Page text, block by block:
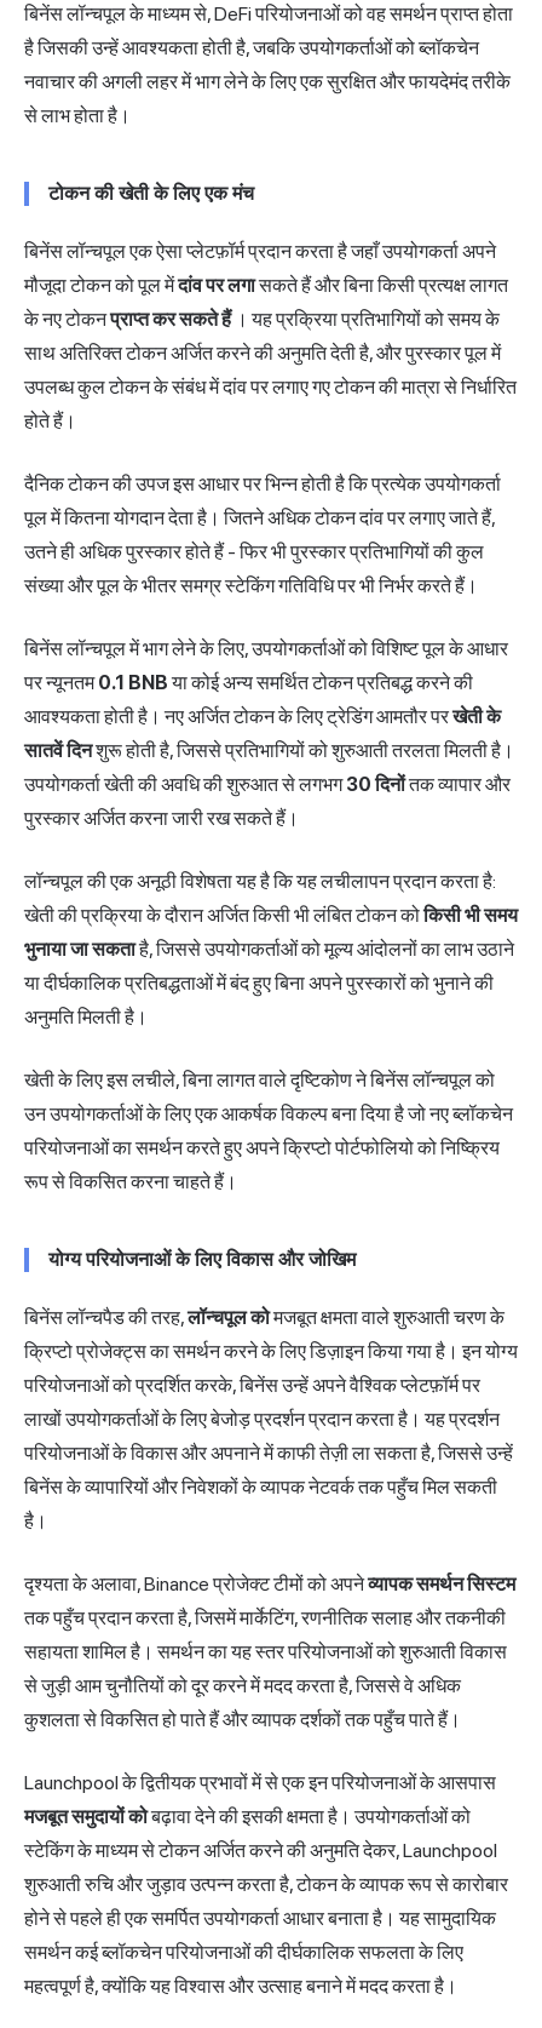
बिनेंस लॉन्चपूल के माध्यम से, DeFi परियोजनाओं को वह समर्थन प्राप्त होता
है जिसकी उन्हें आवश्यकता होती है, जबकि उपयोगकर्ताओं को ब्लॉकचेन
नवाचार की अगली लहर में भाग लेने के लिए एक सुरक्षित और फायदेमंद तरीके
से लाभ होता है।
टोकन की खेती के लिए एक मंच
बिनेंस लॉन्चपूल एक ऐसा प्लेटफ़ॉर्म प्रदान करता है जहाँ उपयोगकर्ता अपने
मौजूदा टोकन को पूल मेंदांव पर लगासकते हैं और बिना किसी प्रत्यक्ष लागत
के नए टोकनप्राप्त कर सकते हैं। यह प्रक्रिया प्रतिभागियों को समय के
साथ अतिरिक्त टोकन अर्जित करने की अनुमति देती है, और पुरस्कार पूल में
उपलब्ध कुल टोकन के संबंध में दांव पर लगाए गए टोकन की मात्रा से निर्धारित
होते हैं।
दैनिक टोकन की उपज इस आधार पर भिन्न होती है कि प्रत्येक उपयोगकर्ता
पूल में कितना योगदान देता है। जितने अधिक टोकन दांव पर लगाए जाते हैं,
उतने ही अधिक पुरस्कार होते हैं - फिर भी पुरस्कार प्रतिभागियों की कुल
संख्या और पूल के भीतर समग्र स्टेकिंग गतिविधि पर भी निर्भर करते हैं।
बिनेंस लॉन्चपूल में भाग लेने के लिए, उपयोगकर्ताओं को विशिष्ट पूल के आधार
पर न्यूनतम0.1 BNBया कोई अन्य समर्थित टोकन प्रतिबद्ध करने की
आवश्यकता होती है। नए अर्जित टोकन के लिए ट्रेडिंग आमतौर परखेती के
सातवें दिनशुरू होती है, जिससे प्रतिभागियों को शुरुआती तरलता मिलती है।
उपयोगकर्ता खेती की अवधि की शुरुआत से लगभग30 दिनोंतक व्यापार और
पुरस्कार अर्जित करना जारी रख सकते हैं।
लॉन्चपूल की एक अनूठी विशेषता यह है कि यह लचीलापन प्रदान करता है:
खेती की प्रक्रिया के दौरान अर्जित किसी भी लंबित टोकन कोकिसी भी समय
भुनाया जा सकताहै, जिससे उपयोगकर्ताओं को मूल्य आंदोलनों का लाभ उठाने
या दीर्घकालिक प्रतिबद्धताओं में बंद हुए बिना अपने पुरस्कारों को भुनाने की
अनुमति मिलती है।
खेती के लिए इस लचीले, बिना लागत वाले दृष्टिकोण ने बिनेंस लॉन्चपूल को
उन उपयोगकर्ताओं के लिए एक आकर्षक विकल्प बना दिया है जो नए ब्लॉकचेन
परियोजनाओं का समर्थन करते हुए अपने क्रिप्टो पोर्टफोलियो को निष्क्रिय
रूप से विकसित करना चाहते हैं।
योग्य परियोजनाओं के लिए विकास और जोखिम
बिनेंस लॉन्चपैड की तरह,लॉन्चपूल कोमजबूत क्षमता वाले शुरुआती चरण के
क्रिप्टो प्रोजेक्ट्स का समर्थन करने के लिए डिज़ाइन किया गया है। इन योग्य
परियोजनाओं को प्रदर्शित करके, बिनेंस उन्हें अपने वैश्विक प्लेटफ़ॉर्म पर
लाखों उपयोगकर्ताओं के लिए बेजोड़ प्रदर्शन प्रदान करता है। यह प्रदर्शन
परियोजनाओं के विकास और अपनाने में काफी तेज़ी ला सकता है, जिससे उन्हें
बिनेंस के व्यापारियों और निवेशकों के व्यापक नेटवर्क तक पहुँच मिल सकती
है।
दृश्यता के अलावा, Binance प्रोजेक्ट टीमों को अपनेव्यापक समर्थन सिस्टम
तक पहुँच प्रदान करता है, जिसमें मार्केटिंग, रणनीतिक सलाह और तकनीकी
सहायता शामिल है। समर्थन का यह स्तर परियोजनाओं को शुरुआती विकास
से जुड़ी आम चुनौतियों को दूर करने में मदद करता है, जिससे वे अधिक
कुशलता से विकसित हो पाते हैं और व्यापक दर्शकों तक पहुँच पाते हैं।
Launchpool के द्वितीयक प्रभावों में से एक इन परियोजनाओं के आसपास
मजबूत समुदायों कोबढ़ावा देने की इसकी क्षमता है। उपयोगकर्ताओं को
स्टेकिंग के माध्यम से टोकन अर्जित करने की अनुमति देकर, Launchpool
शुरुआती रुचि और जुड़ाव उत्पन्न करता है, टोकन के व्यापक रूप से कारोबार
होने से पहले ही एक समर्पित उपयोगकर्ता आधार बनाता है। यह सामुदायिक
समर्थन कई ब्लॉकचेन परियोजनाओं की दीर्घकालिक सफलता के लिए
महत्वपूर्ण है, क्योंकि यह विश्वास और उत्साह बनाने में मदद करता है।